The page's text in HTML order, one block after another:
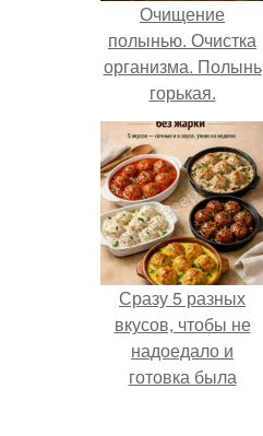
Очищение
полынью. Очистка
организма. Полынь
горькая.
Сразу 5 разных
вкусов, чтобы не
надоедало и
готовка была